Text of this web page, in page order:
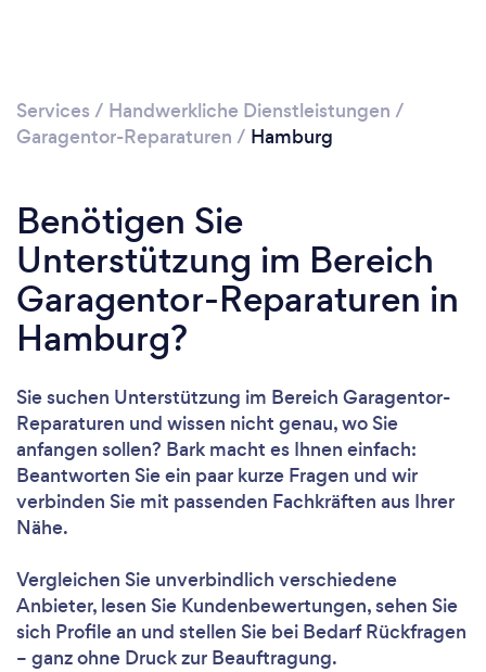
Services / Handwerkliche Dienstleistungen /
Garagentor-Reparaturen / Hamburg
Benötigen Sie
Unterstützung im Bereich
Garagentor-Reparaturen in
Hamburg?
Sie suchen Unterstützung im Bereich Garagentor-
Reparaturen und wissen nicht genau, wo Sie
anfangen sollen? Bark macht es Ihnen einfach:
Beantworten Sie ein paar kurze Fragen und wir
verbinden Sie mit passenden Fachkräften aus Ihrer
Nähe.
Vergleichen Sie unverbindlich verschiedene
Anbieter, lesen Sie Kundenbewertungen, sehen Sie
sich Profile an und stellen Sie bei Bedarf Rückfragen
– ganz ohne Druck zur Beauftragung.